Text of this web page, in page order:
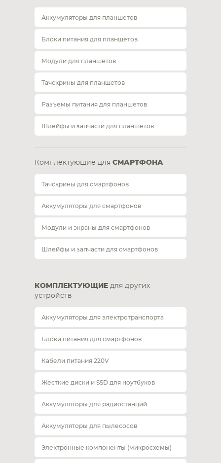
Аккумуляторы для планшетов
Блоки питания для планшетов
Модули для планшетов
Тачскрины для планшетов
Разъемы питания для планшетов
Шлейфы и запчасти для планшетов
Комплектующие для СМАРТФОНА
Тачскрины для смартфонов
Аккумуляторы для смартфонов
Модули и экраны для смартфонов
Шлейфы и запчасти для смартфонов
КОМПЛЕКТУЮЩИЕ для других
устройств
Аккумуляторы для электротранспорта
Блоки питания для смартфонов
Кабели питания 220V
Жесткие диски и SSD для ноутбуков
Аккумуляторы для радиостанций
Аккумуляторы для пылесосов
Электронные компоненты (микросхемы)